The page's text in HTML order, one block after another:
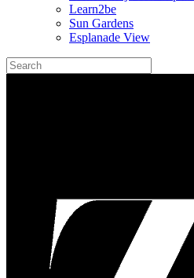
Learn2be
Sun Gardens
Esplanade View